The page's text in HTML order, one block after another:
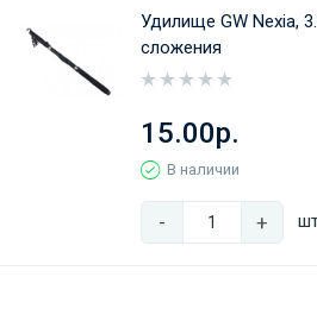
Удилище GW Nexia,
сложения
15.00р.
В наличии
- +